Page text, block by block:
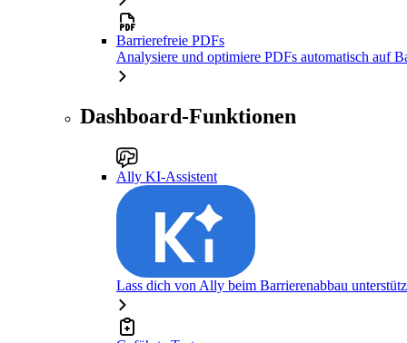
Barrierefreie PDFs
Analysiere und optimiere PDFs automatisch auf
Dashboard-Funktionen
Ally KI-Assistent
Lass dich von Ally beim Barrierenabbau